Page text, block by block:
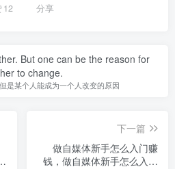
12 分享
But one can be the reason for
to change.
是某个人能成为一个人改变的原因
下一篇
做自媒体新手怎么入门赚
钱，做自媒体新手怎么入门